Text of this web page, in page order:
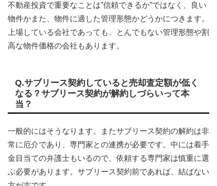
不動産投資で重要なことは”信頼できるか”ではなく、良い
物件かまた、物件に適した管理形態かどうかにつきます。
上場している会社であっても、とんでもない管理形態や割
高な物件価格の会社もあります。
Q.サブリース契約していると売却査定額が低く
なる？サブリース契約が解約しづらいって本
当？
一般的にはそうなります。またサブリース契約の解約は非
常に厄介であり、専門家との連携が必要です。中には着手
金目当ての弁護士もいるので、依頼する専門家は慎重に選
ぶ必要があります。サブリース契約前であれば、結ばない